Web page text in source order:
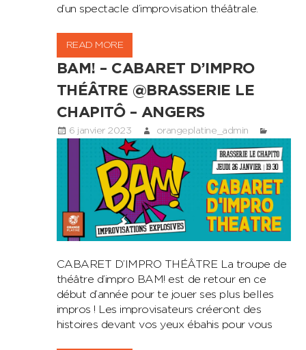
d’un spectacle d’improvisation théâtrale.
READ MORE
BAM! – CABARET D’IMPRO
THÉÂTRE @BRASSERIE LE
CHAPITÔ – ANGERS
6 janvier 2023 orangeplatine_admin
CABARET D’IMPRO THÉÂTRE La troupe de
théâtre d’impro BAM! est de retour en ce
début d’année pour te jouer ses plus belles
impros ! Les improvisateurs créeront des
histoires devant vos yeux ébahis pour vous